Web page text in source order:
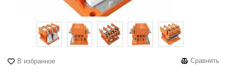
В избранное Сравнить